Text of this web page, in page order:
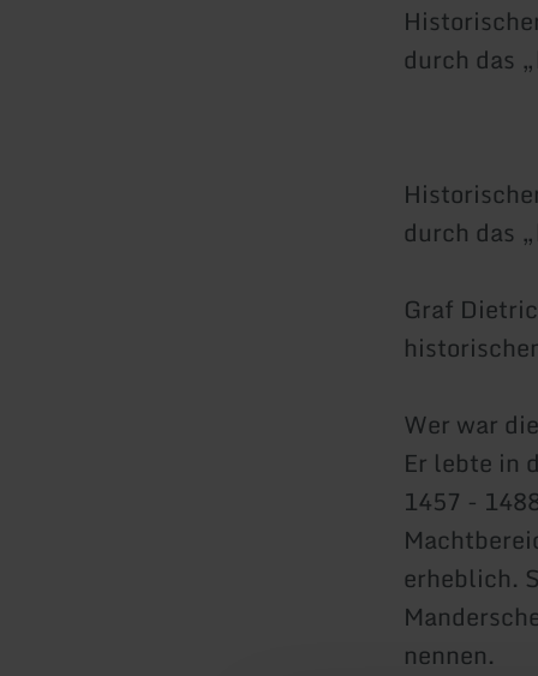
durch das
durch das
Graf
Wer war
Er lebte in
1457 -
erheblich.
nennen.